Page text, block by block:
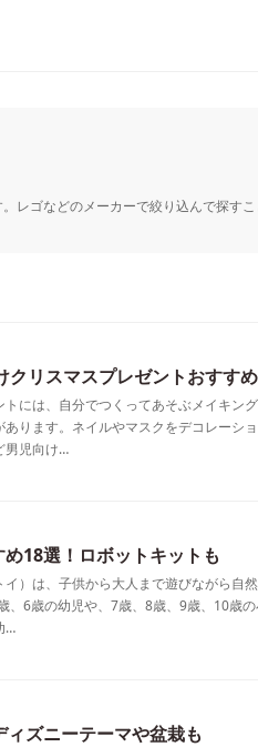
ゴなどのメーカーで絞り込んで探すこ
クリスマスプレゼントおすす
には、自分でつくってあそぶメイキン
ります。ネイルやマスクをデコレーシ
男児向け…
18選！ロボットキットも
）は、子供から大人まで遊びながら自
、6歳の幼児や、7歳、8歳、9歳、10歳
…
ズニーテーマや盆栽も